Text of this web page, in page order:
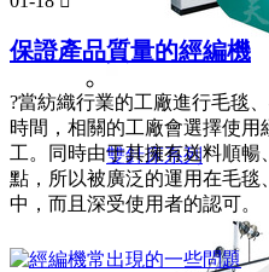
雙針床系列
保證產品質量的經編機
?當紡織行業的工廠進行毛毯
時間，相關的工廠會選擇使用
工。同時由于其擁有送料順暢
點，所以被廣泛的運用在毛毯
中，而且深受使用者的認可。